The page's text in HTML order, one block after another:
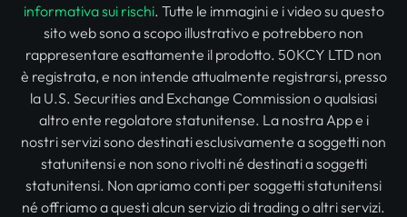
informativa sui rischi. Tutte le immagini e i video su questo
sito web sono a scopo illustrativo e potrebbero non
rappresentare esattamente il prodotto. 50KCY LTD non
è registrata, e non intende attualmente registrarsi, presso
la U.S. Securities and Exchange Commission o qualsiasi
altro ente regolatore statunitense. La nostra App e i
nostri servizi sono destinati esclusivamente a soggetti non
statunitensi e non sono rivolti né destinati a soggetti
statunitensi. Non apriamo conti per soggetti statunitensi
né offriamo a questi alcun servizio di trading o altri servizi.